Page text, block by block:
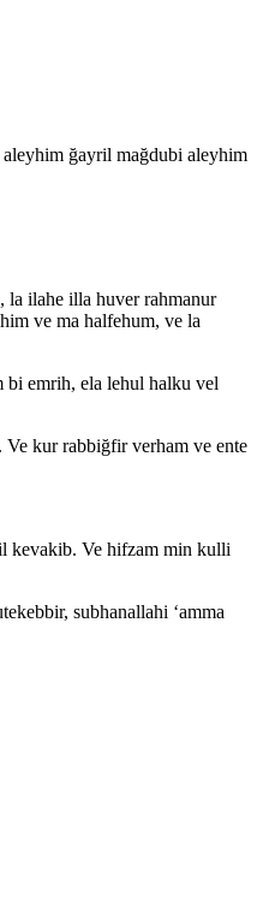
ğayril mağdubi aleyhim
ilahe illa huver rahmanur
ve ma halfehum, ve la
bi emrih, ela lehul halku vel
kur rabbiğfir verham ve ente
kevakib. Ve hifzam min kulli
subhanallahi ‘amma